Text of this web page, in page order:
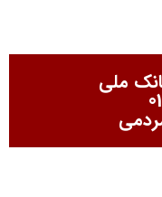
ملی